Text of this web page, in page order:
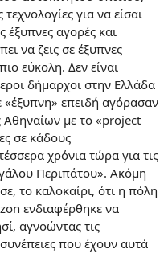
για να είσαι
έξυπνες αγορές και
να ζεις σε έξυπνες
εύκολη. Δεν είναι
δήμαρχοι στην Ελλάδα
«έξυπνη» επειδή αγόρασαν
με το «project
σε κάδους
χρόνια τώρα για τις
Περιπάτου». Ακόμη
το καλοκαίρι, ότι η πόλη
ενδιαφέρθηκε να
αγνοώντας τις
που έχουν αυτά